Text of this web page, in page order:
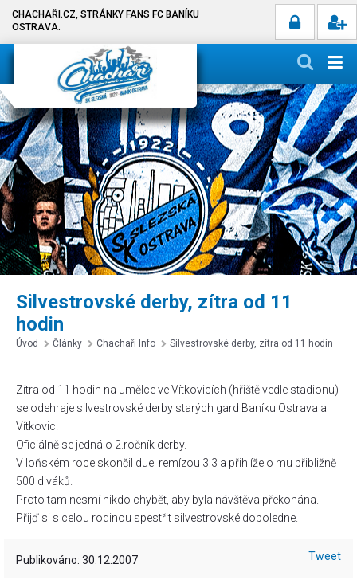
CHACHAŘI.CZ, STRÁNKY FANS FC BANÍKU
OSTRAVA.
Silvestrovské derby, zítra od 11
hodin
Úvod Články Chachaři Info Silvestrovské derby, zítra od 11 hodin
Zítra od 11 hodin na umělce ve Vítkovicích (hřiště vedle stadionu)
se odehraje silvestrovské derby starých gard Baníku Ostrava a
Vítkovic.
Oficiálně se jedná o 2.ročník derby.
V loňském roce skončil duel remízou 3:3 a přihlíželo mu přibližně
500 diváků.
Proto tam nesmí nikdo chybět, aby byla návštěva překonána.
Přijď si s celou rodinou spestřit silvestrovské dopoledne.
Publikováno: 30.12.2007 Tweet